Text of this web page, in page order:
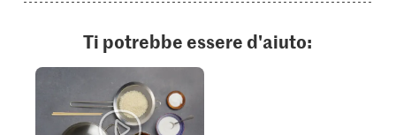
Ti potrebbe essere d'aiuto: